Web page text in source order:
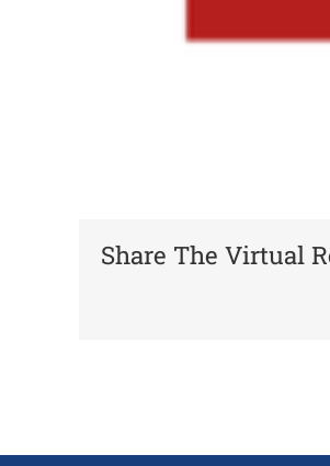
Share The Virtual